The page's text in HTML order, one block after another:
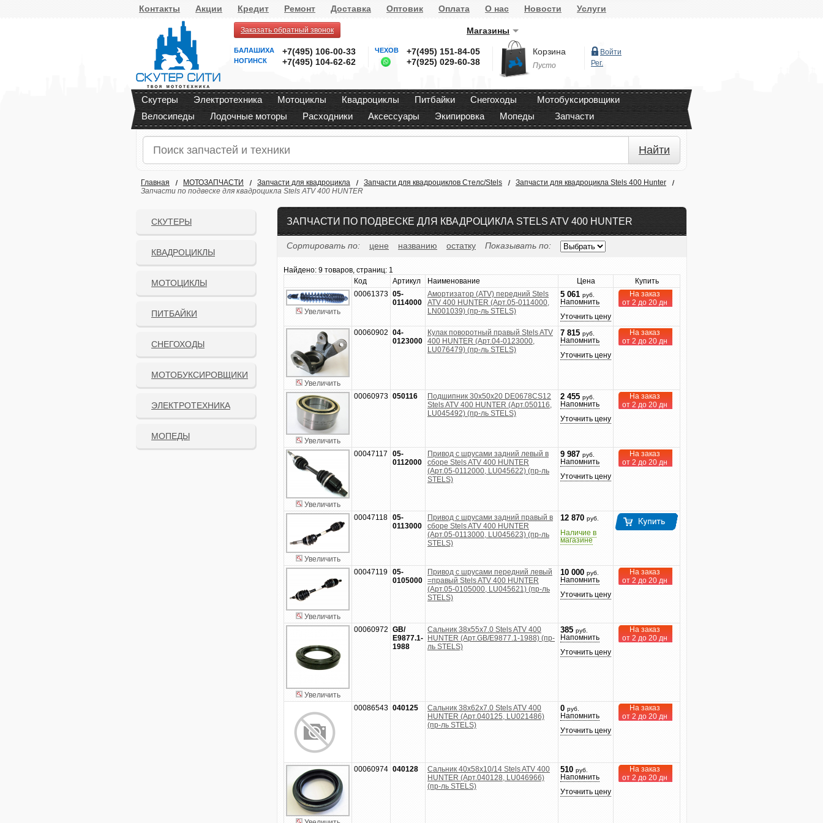
Контакты Акции Кредит Ремонт Доставка Оптовик Оплата О нас Новости Услуги
Заказать обратный звонок Магазины
БАЛАШИХА +7(495) 106-00-33
НОГИНСК +7(495) 104-62-62
ЧЕХОВ
+7(495) 151-84-05
+7(925) 029-60-38
Корзина
Пусто
Войти
Рег.
Скутеры Электротехника Мотоциклы Квадроциклы Питбайки Снегоходы
Мотобуксировщики
Велосипеды
Лодочные моторы Расходники Аксессуары Экипировка Мопеды Запчасти
Найти
Главная МОТОЗАПЧАСТИ Запчасти для квадроцикла Запчасти для квадроциклов Стелс/Stels
Запчасти для квадроцикла Stels 400 Hunter
Запчасти по подвеске для квадроцикла Stels ATV 400 HUNTER
СКУТЕРЫ
КВАДРОЦИКЛЫ
МОТОЦИКЛЫ
ПИТБАЙКИ
СНЕГОХОДЫ
МОТОБУКСИРОВЩИКИ
ЭЛЕКТРОТЕХНИКА
МОПЕДЫ
ЗАПЧАСТИ ПО ПОДВЕСКЕ ДЛЯ КВАДРОЦИКЛА STELS ATV 400 HUNTER
Сортировать по: цене названию остатку Показывать по:
Найдено: 9 товаров, страниц: 1
Код
Артикул Наименование Цена Купить
Увеличить
00061373 05-
0114000
Амортизатор (ATV) передний Stels
ATV 400 HUNTER (Арт.05-0114000,
LN001039) (пр-ль STELS)
5 061 руб.
Напомнить
Уточнить цену
На заказ
от 2 до 20 дн
Увеличить
00060902 04-
0123000
Кулак поворотный правый Stels ATV
400 HUNTER (Арт.04-0123000,
LU076479) (пр-ль STELS)
7 815 руб.
Напомнить
Уточнить цену
На заказ
от 2 до 20 дн
Увеличить
00060973 050116
Подшипник 30x50x20 DE0678CS12
Stels ATV 400 HUNTER (Арт.050116,
LU045492) (пр-ль STELS)
2 455 руб.
Напомнить
Уточнить цену
На заказ
от 2 до 20 дн
Увеличить
00047117
05-
0112000
Привод с шрусами задний левый в
сборе Stels ATV 400 HUNTER
(Арт.05-0112000, LU045622) (пр-ль
STELS)
9 987 руб.
Напомнить
Уточнить цену
На заказ
от 2 до 20 дн
Увеличить
00047118 05-
0113000
Привод с шрусами задний правый в
сборе Stels ATV 400 HUNTER
(Арт.05-0113000, LU045623) (пр-ль
STELS)
12 870 руб.
Наличие в
магазине
Увеличить
00047119 05-
0105000
Привод с шрусами передний левый
=правый Stels ATV 400 HUNTER
(Арт.05-0105000, LU045621) (пр-ль
STELS)
10 000 руб.
Напомнить
Уточнить цену
На заказ
от 2 до 20 дн
Увеличить
00060972 GB/
Е9877.1-
1988
Сальник 38x55x7.0 Stels ATV 400
HUNTER (Арт.GB/Е9877.1-1988) (пр-
ль STELS)
385 руб.
Напомнить
Уточнить цену
На заказ
от 2 до 20 дн
00086543 040125
Сальник 38x62x7.0 Stels ATV 400
HUNTER (Арт.040125, LU021486)
(пр-ль STELS)
0 руб.
Напомнить
Уточнить цену
На заказ
от 2 до 20 дн
00060974 040128
Сальник 40x58x10/14 Stels ATV 400
HUNTER (Арт.040128, LU046966)
(пр-ль STELS)
510 руб.
Напомнить
Уточнить цену
На заказ
от 2 до 20 дн